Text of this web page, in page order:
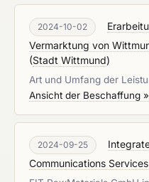
2024-10-02
Vermarktung von
(Stadt Wittmund)
Art und Umfang der
Ansicht der Beschaffung »
2024-09-25
Communications Services